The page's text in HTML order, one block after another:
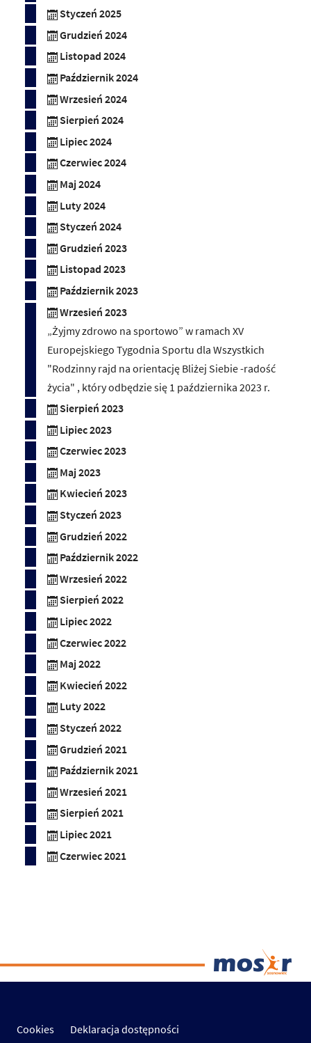
Styczeń 2025
Grudzień 2024
Listopad 2024
Październik 2024
Wrzesień 2024
Sierpień 2024
Lipiec 2024
Czerwiec 2024
Maj 2024
Luty 2024
Styczeń 2024
Grudzień 2023
Listopad 2023
Październik 2023
Wrzesień 2023
„Żyjmy zdrowo na sportowo” w ramach XV
Europejskiego Tygodnia Sportu dla Wszystkich
"Rodzinny rajd na orientację Bliżej Siebie -radość
życia" , który odbędzie się 1 października 2023 r.
Sierpień 2023
Lipiec 2023
Czerwiec 2023
Maj 2023
Kwiecień 2023
Styczeń 2023
Grudzień 2022
Październik 2022
Wrzesień 2022
Sierpień 2022
Lipiec 2022
Czerwiec 2022
Maj 2022
Kwiecień 2022
Luty 2022
Styczeń 2022
Grudzień 2021
Październik 2021
Wrzesień 2021
Sierpień 2021
Lipiec 2021
Czerwiec 2021
Cookies Deklaracja dostępności